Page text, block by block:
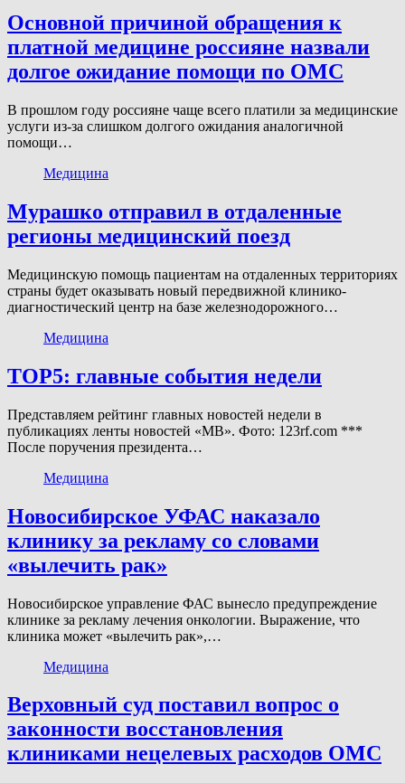
Основной причиной обращения к
платной медицине россияне назвали
долгое ожидание помощи по ОМС
В прошлом году россияне чаще всего платили за медицинские
услуги из-за слишком долгого ожидания аналогичной
помощи…
Медицина
Мурашко отправил в отдаленные
регионы медицинский поезд
Медицинскую помощь пациентам на отдаленных территориях
страны будет оказывать новый передвижной клинико-
диагностический центр на базе железнодорожного…
Медицина
TOP5: главные события недели
Представляем рейтинг главных новостей недели в
публикациях ленты новостей «МВ». Фото: 123rf.com ***
После поручения президента…
Медицина
Новосибирское УФАС наказало
клинику за рекламу со словами
«вылечить рак»
Новосибирское управление ФАС вынесло предупреждение
клинике за рекламу лечения онкологии. Выражение, что
клиника может «вылечить рак»,…
Медицина
Верховный суд поставил вопрос о
законности восстановления
клиниками нецелевых расходов ОМС